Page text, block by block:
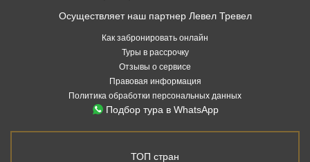
Осуществляет наш партнер Левел Тревел
Как забронировать онлайн
Туры в рассрочку
Отзывы о сервисе
Правовая информация
Политика обработки персональных данных
Подбор тура в WhatsApp
ТОП стран